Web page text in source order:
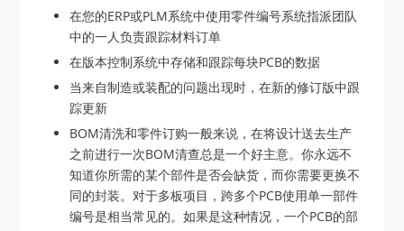
在您的ERP或PLM系统中使用零件编号系统指派团队
中的一人负责跟踪材料订单
在版本控制系统中存储和跟踪每块PCB的数据
当来自制造或装配的问题出现时，在新的修订版中跟
踪更新
BOM清洗和零件订购一般来说，在将设计送去生产
之前进行一次BOM清查总是一个好主意。你永远不
知道你所需的某个部件是否会缺货，而你需要更换不
同的封装。对于多板项目，跨多个PCB使用单一部件
编号是相当常见的。如果是这种情况，一个PCB的部